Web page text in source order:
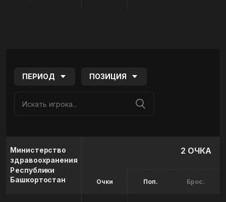
ПЕРИОД ПОЗИЦИЯ
Министерство
здравоохранения
Республики
Башкортостан
Очки
2 ОЧКА
Поп. Брос.